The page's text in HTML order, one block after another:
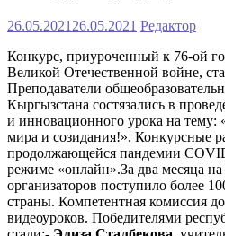
26.05.2021 26.05.2021 Редактор
Конкурс, приуроченный к 76-ой
Великой Отечественной войне,
Преподаватели
Кыргызстана состязались в
и инновационного урока на тему:
мира и созидания!». Конкурсные
продолжающейся пандемии
режиме «онлайн».За два месяца
организаторов поступило более
страны. Компетентная комиссия
видеоуроков. Победителями